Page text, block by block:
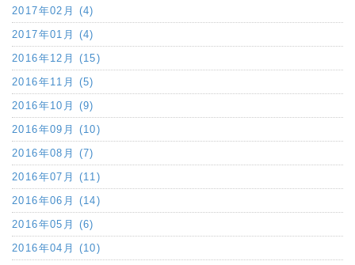
2017年02月 (4)
2017年01月 (4)
2016年12月 (15)
2016年11月 (5)
2016年10月 (9)
2016年09月 (10)
2016年08月 (7)
2016年07月 (11)
2016年06月 (14)
2016年05月 (6)
2016年04月 (10)